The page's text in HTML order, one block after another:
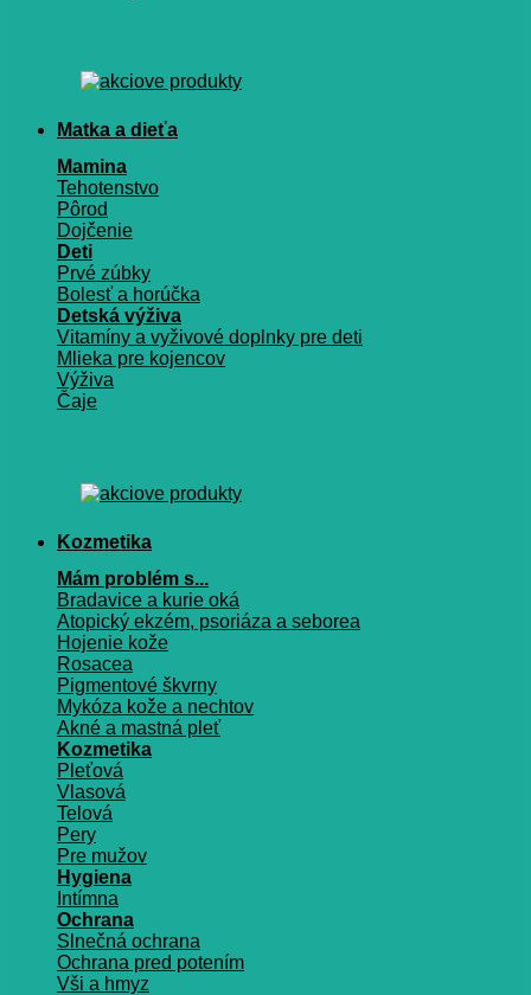
Matka a dieťa
Mamina
Tehotenstvo
Pôrod
Dojčenie
Deti
Prvé zúbky
Bolesť a horúčka
Detská výživa
Vitamíny a vyživové doplnky pre deti
Mlieka pre kojencov
Výživa
Čaje
Kozmetika
Mám problém s...
Bradavice a kurie oká
Atopický ekzém, psoriáza a seborea
Hojenie kože
Rosacea
Pigmentové škvrny
Mykóza kože a nechtov
Akné a mastná pleť
Kozmetika
Pleťová
Vlasová
Telová
Pery
Pre mužov
Hygiena
Intímna
Ochrana
Slnečná ochrana
Ochrana pred potením
Vši a hmyz